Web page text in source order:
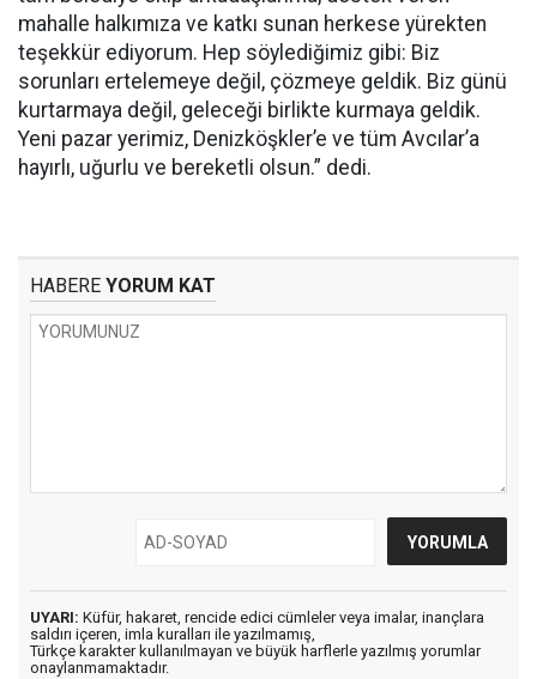
mahalle halkımıza ve katkı sunan herkese yürekten
teşekkür ediyorum. Hep söylediğimiz gibi: Biz
sorunları ertelemeye değil, çözmeye geldik. Biz günü
kurtarmaya değil, geleceği birlikte kurmaya geldik.
Yeni pazar yerimiz, Denizköşkler’e ve tüm Avcılar’a
hayırlı, uğurlu ve bereketli olsun.” dedi.
HABERE YORUM KAT
UYARI: Küfür, hakaret, rencide edici cümleler veya imalar, inançlara
saldırı içeren, imla kuralları ile yazılmamış,
Türkçe karakter kullanılmayan ve büyük harflerle yazılmış yorumlar
onaylanmamaktadır.